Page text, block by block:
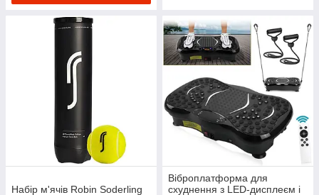
Набір м'ячів Robin Soderling
Віброплатформа для
схуднення з LED-дисплеєм і